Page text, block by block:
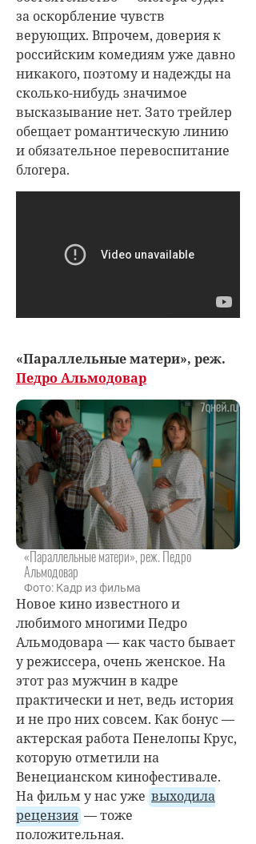
за оскорбление чувств
верующих. Впрочем, доверия к
российским комедиям уже давно
никакого, поэтому и надежды на
сколько-нибудь значимое
высказывание нет. Зато трейлер
обещает романтическую линию
и обязательное перевоспитание
блогера.
«Параллельные матери», реж.
Педро Альмодовар
«Параллельные матери», реж. Педро
Альмодовар
Фото: Кадр из фильма
Новое кино известного и
любимого многими Педро
Альмодовара — как часто бывает
у режиссера, очень женское. На
этот раз мужчин в кадре
практически и нет, ведь история
и не про них совсем. Как бонус —
актерская работа Пенелопы Крус,
которую отметили на
Венецианском кинофестивале.
На фильм у нас уже выходила
рецензия — тоже
положительная.